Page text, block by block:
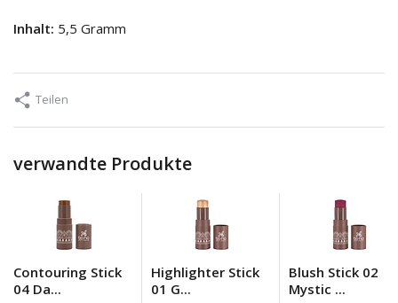
Inhalt: 5,5 Gramm
Teilen
verwandte Produkte
Contouring Stick
04 Da...
Highlighter Stick
01 G...
Blush Stick 02
Mystic ...